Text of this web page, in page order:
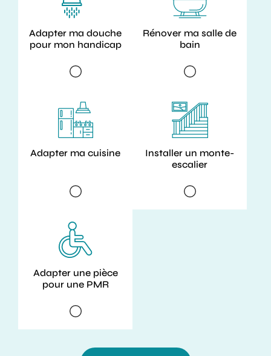
Adapter ma douche
pour mon handicap
Rénover ma salle de
bain
Adapter ma cuisine
Installer un monte-
escalier
Adapter une pièce
pour une PMR